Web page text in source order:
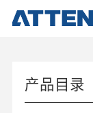
产品目录